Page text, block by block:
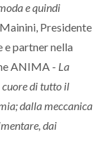
e quindi
Presidente
partner nella
ANIMA - La
cuore di tutto il
dalla meccanica
dai